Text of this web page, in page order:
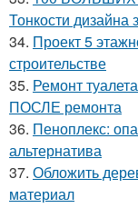
Тонкости дизайна
34. Проект 5
строительстве
35. Ремонт
ПОСЛЕ ремонта
36. Пеноплекс:
альтернатива
37. Обложить
материал